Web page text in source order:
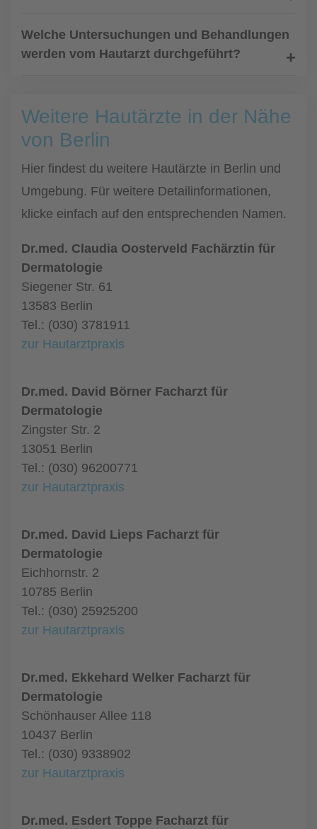
Welche Untersuchungen und Behandlungen
werden vom Hautarzt durchgeführt?
Weitere Hautärzte in der Nähe
von Berlin
Hier findest du weitere Hautärzte in Berlin und
Umgebung. Für weitere Detailinformationen,
klicke einfach auf den entsprechenden Namen.
Dr.med. Claudia Oosterveld Fachärztin für
Dermatologie
Siegener Str. 61
13583 Berlin
Tel.: (030) 3781911
zur Hautarztpraxis
Dr.med. David Börner Facharzt für
Dermatologie
Zingster Str. 2
13051 Berlin
Tel.: (030) 96200771
zur Hautarztpraxis
Dr.med. David Lieps Facharzt für
Dermatologie
Eichhornstr. 2
10785 Berlin
Tel.: (030) 25925200
zur Hautarztpraxis
Dr.med. Ekkehard Welker Facharzt für
Dermatologie
Schönhauser Allee 118
10437 Berlin
Tel.: (030) 9338902
zur Hautarztpraxis
Dr.med. Esdert Toppe Facharzt für